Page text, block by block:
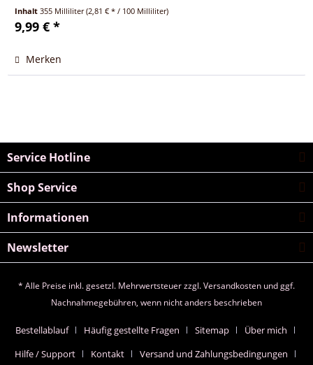
Inhalt355 Milliliter(2,81 € * / 100 Milliliter)
9,99 € *
Merken
Service Hotline
Shop Service
Informationen
Newsletter
* Alle Preise inkl. gesetzl. Mehrwertsteuer zzgl.Versandkosten und ggf.
Nachnahmegebühren, wenn nicht anders beschrieben
Bestellablauf Häufig gestellte Fragen Sitemap
Über mich
Hilfe / Support
Kontakt Versand und Zahlungsbedingungen